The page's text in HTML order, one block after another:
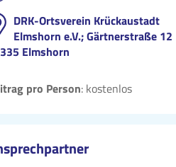
DRK-Ortsverein Krückaustadt
Elmshorn e.V.; Gärtnerstraße 12
Elmshorn
pro Person: kostenlos